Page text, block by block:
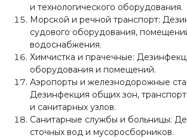
и технологического оборудования.
Морской и речной транспорт:
судового оборудования,
водоснабжения.
Химчистка и прачечные:
оборудования и помещений.
Аэропорты и железнодорожные
Дезинфекция общих зон,
и санитарных узлов.
Санитарные службы и больницы:
сточных вод и мусоросборников.